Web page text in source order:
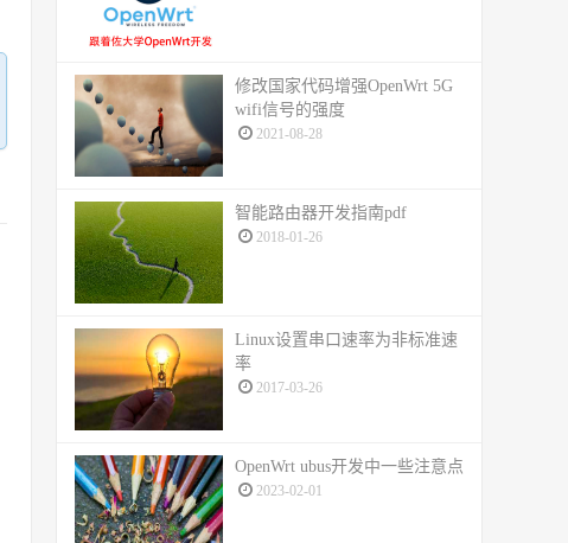
修改国家代码增强OpenWrt 5G
wifi信号的强度
2021-08-28
智能路由器开发指南pdf
2018-01-26
Linux设置串口速率为非标准速
率
2017-03-26
OpenWrt ubus开发中一些注意点
2023-02-01